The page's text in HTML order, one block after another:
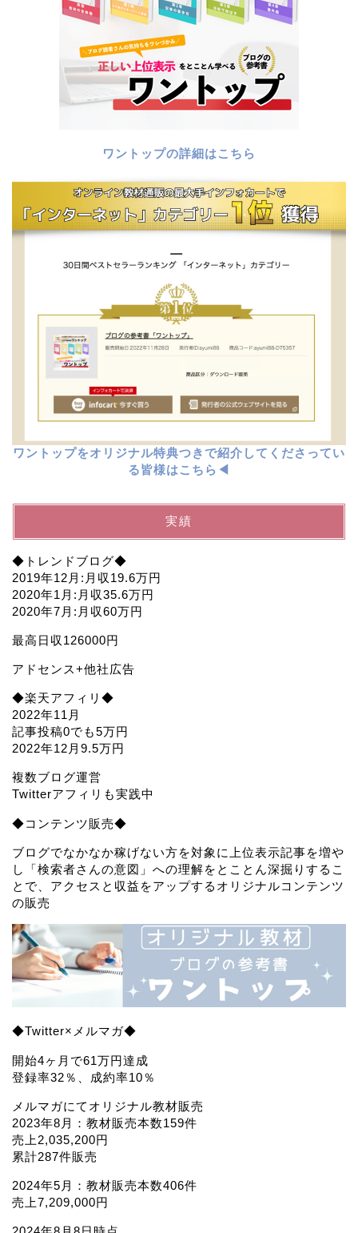
ワントップの詳細はこちら
ワントップをオリジナル特典つきで紹介してくださってい
る皆様はこちら◀︎
実績
◆トレンドブログ◆
2019年12月:月収19.6万円
2020年1月:月収35.6万円
2020年7月:月収60万円
最高日収126000円
アドセンス+他社広告
◆楽天アフィリ◆
2022年11月
記事投稿0でも5万円
2022年12月9.5万円
複数ブログ運営
Twitterアフィリも実践中
◆コンテンツ販売◆
ブログでなかなか稼げない方を対象に上位表示記事を増や
し「検索者さんの意図」への理解をとことん深掘りするこ
とで、アクセスと収益をアップするオリジナルコンテンツ
の販売
◆Twitter×メルマガ◆
開始4ヶ月で61万円達成
登録率32％、成約率10％
メルマガにてオリジナル教材販売
2023年8月：教材販売本数159件
売上2,035,200円
累計287件販売
2024年5月：教材販売本数406件
売上7,209,000円